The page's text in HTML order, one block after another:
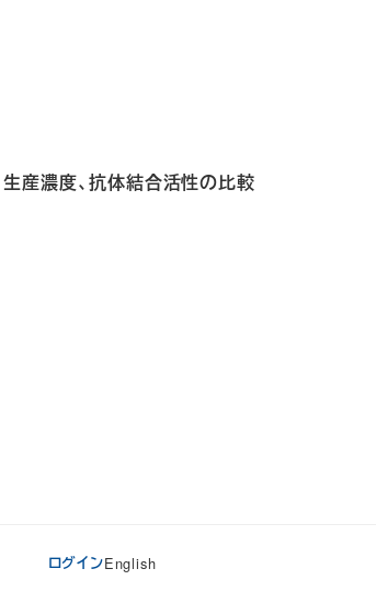
産濃度、抗体結合活性の比較
ログインEnglish